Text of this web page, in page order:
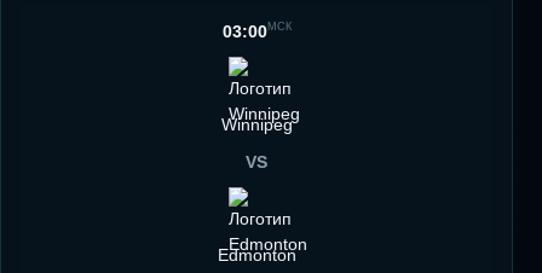
03:00МСК
Winnipeg
VS
Edmonton